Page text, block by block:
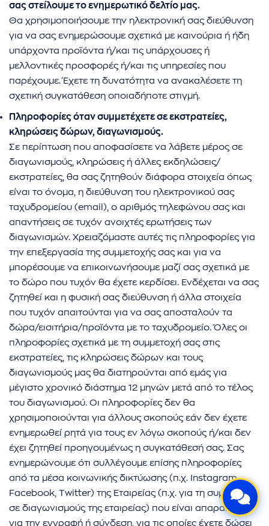
σας στείλουμε το ενημερωτικό δελτίο μας.
Θα χρησιμοποιήσουμε την ηλεκτρονική σας διεύθυνση
για να σας ενημερώσουμε σχετικά με καινούρια ή ήδη
υπάρχοντα προϊόντα ή/και τις υπάρχουσες ή
μελλοντικές προσφορές ή/και τις υπηρεσίες που
παρέχουμε. Έχετε τη δυνατότητα να ανακαλέσετε τη
σχετική συγκατάθεση οποιαδήποτε στιγμή.
Πληροφορίες όταν συμμετέχετε σε εκστρατείες,
κληρώσεις δώρων, διαγωνισμούς.
Σε περίπτωση που αποφασίσετε να λάβετε μέρος σε
διαγωνισμούς, κληρώσεις ή άλλες εκδηλώσεις/
εκστρατείες, θα σας ζητηθούν διάφορα στοιχεία όπως
είναι το όνομα, η διεύθυνση του ηλεκτρονικού σας
ταχυδρομείου (email), ο αριθμός τηλεφώνου σας και
απαντήσεις σε τυχόν ανοιχτές ερωτήσεις των
διαγωνισμών. Χρειαζόμαστε αυτές τις πληροφορίες για
την επεξεργασία της συμμετοχής σας και για να
μπορέσουμε να επικοινωνήσουμε μαζί σας σχετικά με
το δώρο που τυχόν θα έχετε κερδίσει. Ενδέχεται να σας
ζητηθεί και η φυσική σας διεύθυνση ή άλλα στοιχεία
που τυχόν απαιτούνται για να σας αποσταλούν τα
δώρα/εισιτήρια/προϊόντα με το ταχυδρομείο. Όλες οι
πληροφορίες σχετικά με τη συμμετοχή σας στις
εκστρατείες, τις κληρώσεις δώρων και τους
διαγωνισμούς μας θα διατηρούνται από εμάς για
μέγιστο χρονικό διάστημα 12 μηνών μετά από το τέλος
του διαγωνισμού. Οι πληροφορίες δεν θα
χρησιμοποιούνται για άλλους σκοπούς εάν δεν έχετε
ενημερωθεί ρητά για τους εν λόγω σκοπούς ή/και δεν
έχει ζητηθεί προηγουμένως η συγκατάθεσή σας. Σας
ενημερώνουμε ότι συλλέγουμε επίσης πληροφορίες
από τα μέσα κοινωνικής δικτύωσης (π.χ. Instagram,
Facebook, Twitter) της Εταιρείας (π.χ. για τη συμμετοχή
σε διαγωνισμούς της εταιρείας) που είναι απαραίτητες
για την εγγραφή ή σύνδεση, για τις οποίες έχετε δώσει